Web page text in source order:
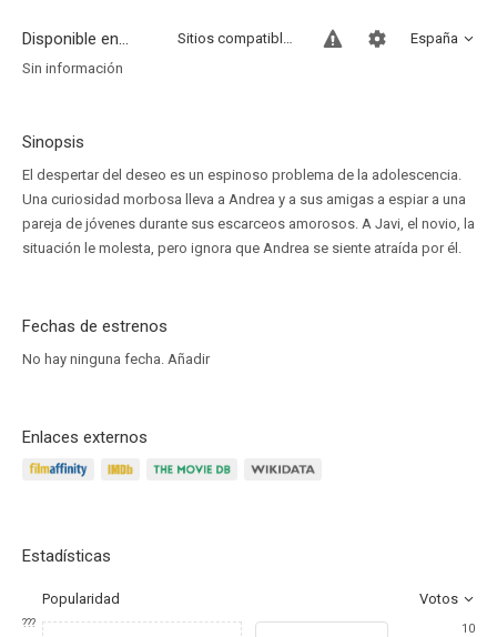
Disponible en... España
Sitios compatibles
Sin información
Sinopsis
El despertar del deseo es un espinoso problema de la adolescencia.
Una curiosidad morbosa lleva a Andrea y a sus amigas a espiar a una
pareja de jóvenes durante sus escarceos amorosos. A Javi, el novio, la
situación le molesta, pero ignora que Andrea se siente atraída por él.
Fechas de estrenos
No hay ninguna fecha. Añadir
Enlaces externos
Estadísticas
Popularidad Votos
???
10